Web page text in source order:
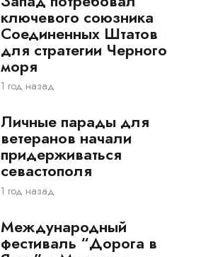
ключевого союзника
Соединенных Штатов
для стратегии Черного
моря
1 год назад
Личные парады для
ветеранов начали
придерживаться
севастополя
1 год назад
Международный
фестиваль “Дорога в